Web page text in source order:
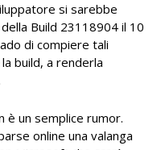
si sarebbe
Build 23118904 il 10
di compiere tali
build, a renderla
è un semplice rumor.
online una valanga